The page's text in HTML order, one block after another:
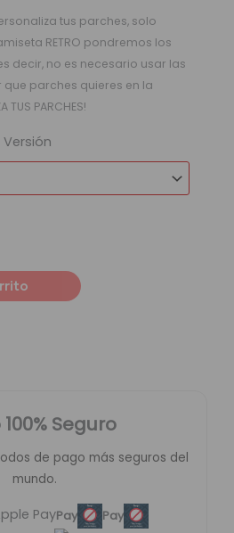
tus parches, solo
RETRO pondremos los
decir, no es necesario usar las
parches quieres en la
TUS PARCHES!
Versión
Seguro
de pago más seguros del
mundo.
Pay Pay